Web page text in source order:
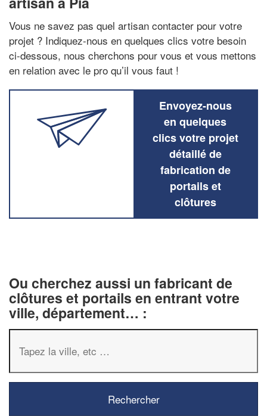
Vous ne savez pas quel artisan contacter pour votre
projet ? Indiquez-nous en quelques clics votre besoin
ci-dessous, nous cherchons pour vous et vous mettons
en relation avec le pro qu’il vous faut !
Envoyez-nous
en quelques
clics votre projet
détaillé de
fabrication de
portails et
clôtures
Ou cherchez aussi un fabricant de
clôtures et portails en entrant votre
ville, département… :